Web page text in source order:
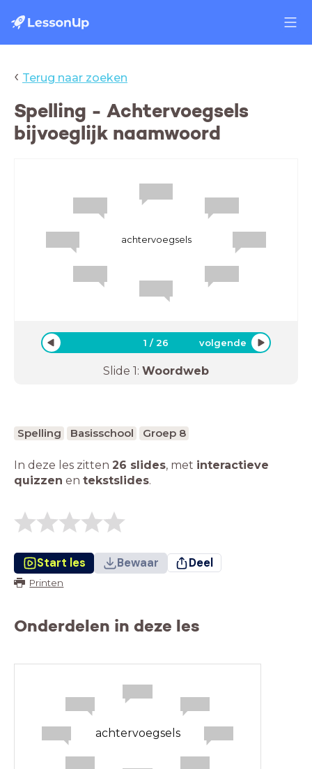
‹ Terug naar zoeken
Spelling - Achtervoegsels
bijvoeglijk naamwoord
achtervoegsels
1 /26 volgende
Slide 1: Woordweb
Spelling Basisschool Groep 8
In deze les zitten 26 slides, met interactieve
quizzen en tekstslides.
Start les Bewaar Deel
Printen
Onderdelen in deze les
achtervoegsels